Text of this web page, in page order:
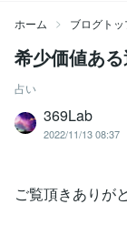
ホーム ブログトッ
希少価値あ
占い
369Lab
2022/11/13 08:37
ご覧頂きありが